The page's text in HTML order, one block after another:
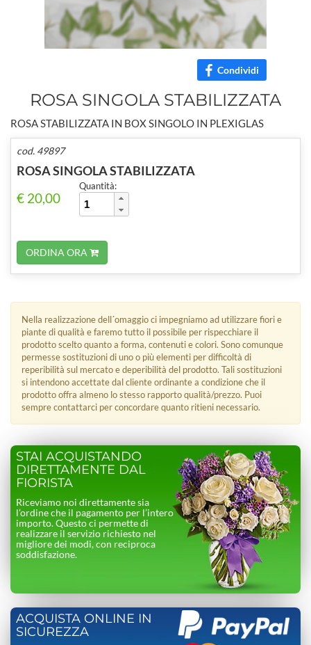
Condividi
ROSA SINGOLA STABILIZZATA
ROSA STABILIZZATA IN BOX SINGOLO IN PLEXIGLAS
cod. 49897
ROSA SINGOLA STABILIZZATA
€ 20,00
Quantità:
ORDINA ORA
Nella realizzazione dell´omaggio ci impegniamo ad utilizzare fiori e
piante di qualità e faremo tutto il possibile per rispecchiare il
prodotto scelto quanto a forma, contenuti e colori. Sono comunque
permesse sostituzioni di uno o più elementi per difficoltà di
reperibilità sul mercato e deperibilità del prodotto. Tali sostituzioni
si intendono accettate dal cliente ordinante a condizione che il
prodotto offra almeno lo stesso rapporto qualità/prezzo. Puoi
sempre contattarci per concordare quanto ritieni necessario.
STAI ACQUISTANDO
DIRETTAMENTE DAL
FIORISTA
Riceviamo noi direttamente sia
l’ordine che il pagamento per l’intero
importo. Questo ci permette di
realizzare il servizio richiesto nel
migliore dei modi, con reciproca
soddisfazione.
ACQUISTA ONLINE IN
SICUREZZA